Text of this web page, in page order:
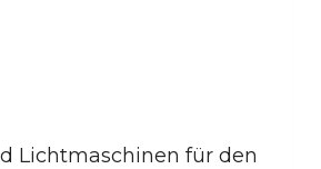
Lichtmaschinen für den